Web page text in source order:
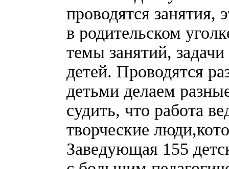
проводятся
в родительском
темы занятий,
детей. Проводятся
детьми делаем
судить, что работа
творческие
Заведующая 155